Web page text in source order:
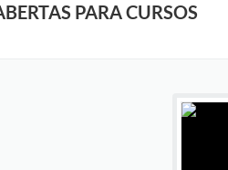
PARA CURSOS